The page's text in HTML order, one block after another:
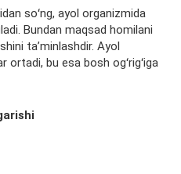
soʻng, ayol organizmida
Bundan maqsad homilani
taʼminlashdir. Ayol
ortadi, bu esa bosh ogʻrigʻiga